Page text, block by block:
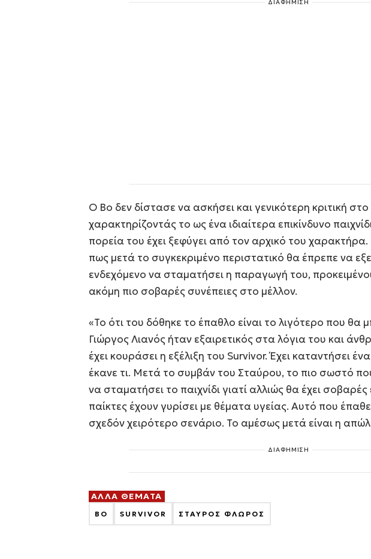
ΔΙΑΦΗΜΙΣΗ
Ο Bo δεν δίστασε να ασκήσει και γενικότερη κριτική
χαρακτηρίζοντάς το ως ένα ιδιαίτερα επικίνδυνο
πορεία του έχει ξεφύγει από τον αρχικό του
πως μετά το συγκεκριμένο περιστατικό θα έπρεπε να
ενδεχόμενο να σταματήσει η παραγωγή του,
ακόμη πιο σοβαρές συνέπειες στο μέλλον.
«Το ότι του δόθηκε το έπαθλο είναι το λιγότερο που θα
Γιώργος Λιανός ήταν εξαιρετικός στα λόγια του και
έχει κουράσει η εξέλιξη του Survivor. Έχει καταντήσει
έκανε τι. Μετά το συμβάν του Σταύρου, το πιο σωστό που
να σταματήσει το παιχνίδι γιατί αλλιώς θα έχει σοβαρές
παίκτες έχουν γυρίσει με θέματα υγείας. Αυτό που
σχεδόν χειρότερο σενάριο. Το αμέσως μετά είναι η
ΔΙΑΦΗΜΙΣΗ
ΑΛΛΑ ΘΕΜΑΤΑ
BO SURVIVOR ΣΤΑΥΡΟΣ ΦΛΩΡΟΣ